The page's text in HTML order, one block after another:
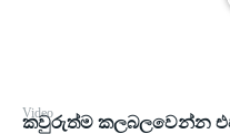
Video
කවුරුත්ම කලබලවෙන්න